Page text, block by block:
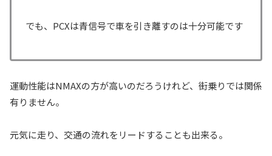
でも、PCXは青信号で車を引き離すのは十分可能です
運動性能はNMAXの方が高いのだろうけれど、街乗りでは関係
有りません。
元気に走り、交通の流れをリードすることも出来る。